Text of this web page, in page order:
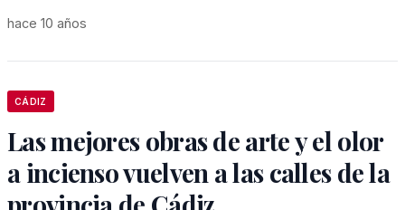
hace 10 años
CÁDIZ
Las mejores obras de arte y el olor
a incienso vuelven a las calles de la